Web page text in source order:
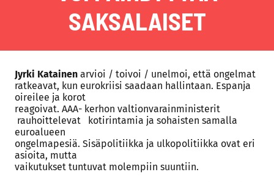
SAKSALAISET
Jyrki Katainen arvioi / toivoi / unelmoi, että ongelmat
ratkeavat, kun eurokriisi saadaan hallintaan. Espanja
oireilee ja korot
reagoivat. AAA- kerhon valtionvarainministerit
rauhoittelevat
kotirintamia ja sohaisten samalla
euroalueen
ongelmapesiä. Sisäpolitiikka ja ulkopolitiikka ovat eri
asioita, mutta
vaikutukset tuntuvat molempiin suuntiin.